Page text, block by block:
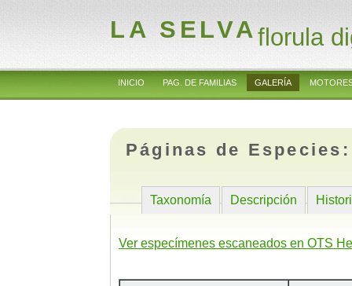
LA SELVAflorula
INICIO PAG. DE FAMILIAS GALERÍA
Páginas de
Taxonomía Descripción
Ver especímenes escaneados en OTS